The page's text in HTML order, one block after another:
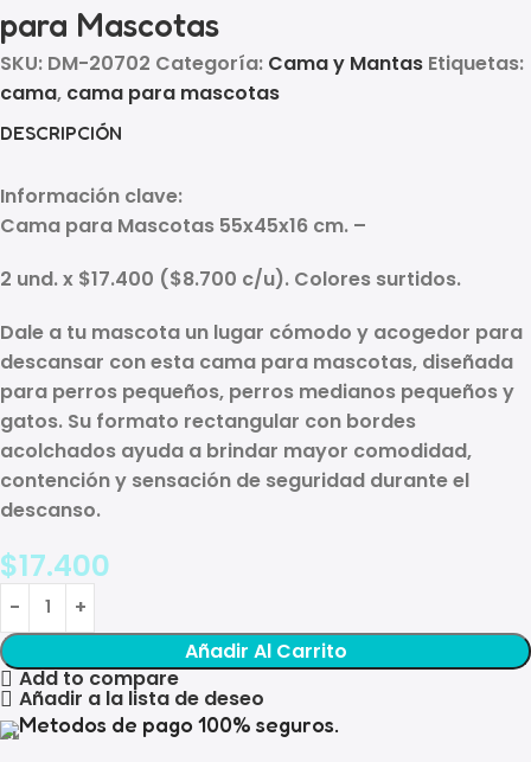
para Mascotas
SKU: DM-20702 Categoría: Cama y Mantas Etiquetas:
cama, cama para mascotas
DESCRIPCIÓN
Información clave:
Cama para Mascotas 55x45x16 cm. –
2 und. x $17.400 ($8.700 c/u). Colores surtidos.
Dale a tu mascota un lugar cómodo y acogedor para
descansar con esta cama para mascotas, diseñada
para perros pequeños, perros medianos pequeños y
gatos. Su formato rectangular con bordes
acolchados ayuda a brindar mayor comodidad,
contención y sensación de seguridad durante el
descanso.
$17.400
Añadir Al Carrito
Add to compare
Añadir a la lista de deseo
Metodos de pago 100% seguros.